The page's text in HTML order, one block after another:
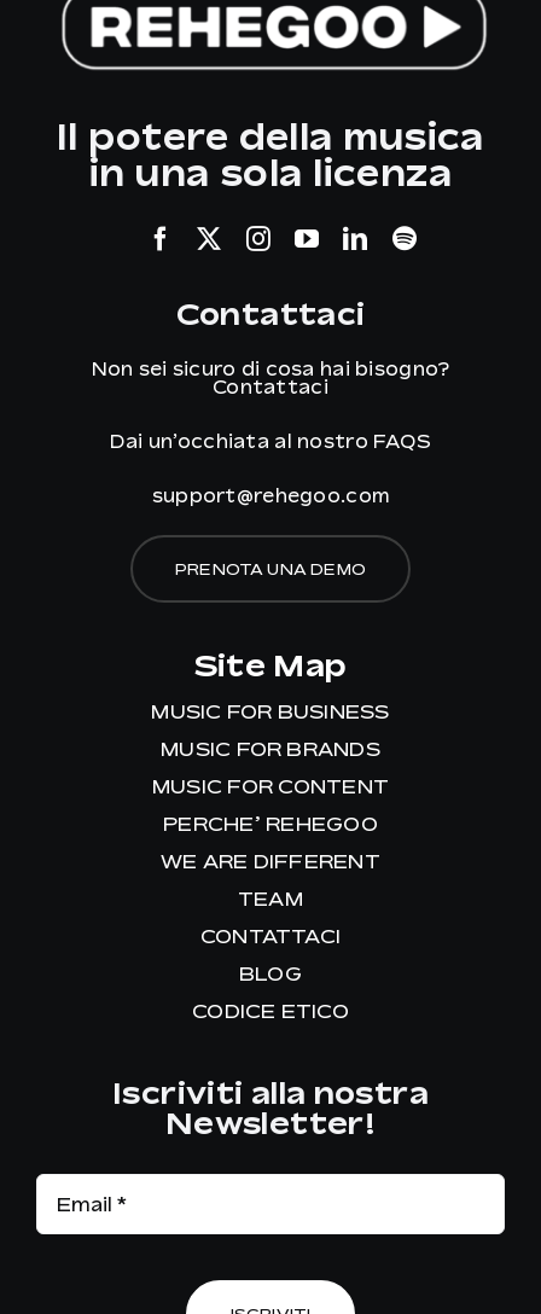
Il potere della musica
in una sola licenza
Contattaci
Non sei sicuro di cosa hai bisogno?
Contattaci
Dai un’occhiata al nostro FAQS
support@rehegoo.com
PRENOTA UNA DEMO
Site Map
MUSIC FOR BUSINESS
MUSIC FOR BRANDS
MUSIC FOR CONTENT
PERCHE’ REHEGOO
WE ARE DIFFERENT
TEAM
CONTATTACI
BLOG
CODICE ETICO
Iscriviti alla nostra
Newsletter!